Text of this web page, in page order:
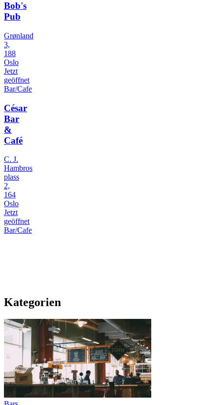
Bob's
Pub
Grønland
3,
188
Oslo
Jetzt
geöffnet
Bar/Cafe
César
Bar
&
Café
C. J.
Hambros
plass
2,
164
Oslo
Jetzt
geöffnet
Bar/Cafe
Kategorien